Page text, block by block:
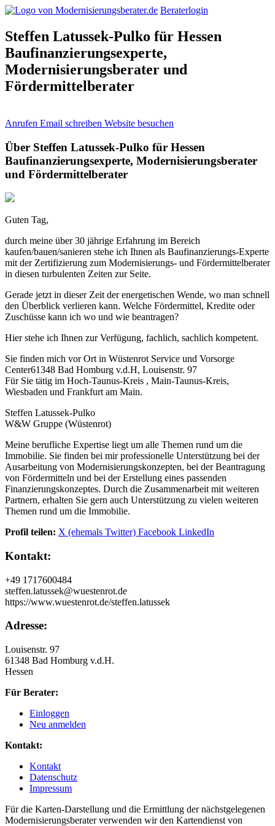
Beraterlogin
Steffen Latussek-Pulko für Hessen
Baufinanzierungsexperte,
Modernisierungsberater und
Fördermittelberater
Anrufen Email schreiben Website besuchen
Über Steffen Latussek-Pulko für Hessen
Baufinanzierungsexperte, Modernisierungsberater
und Fördermittelberater
Guten Tag,
durch meine über 30 jährige Erfahrung im Bereich
kaufen/bauen/sanieren stehe ich Ihnen als Baufinanzierungs-Experte
mit der Zertifizierung zum Modernisierungs- und Fördermittelberater
in diesen turbulenten Zeiten zur Seite.
Gerade jetzt in dieser Zeit der energetischen Wende, wo man schnell
den Überblick verlieren kann. Welche Fördermittel, Kredite oder
Zuschüsse kann ich wo und wie beantragen?
Hier stehe ich Ihnen zur Verfügung, fachlich, sachlich kompetent.
Sie finden mich vor Ort in Wüstenrot Service und Vorsorge
Center61348 Bad Homburg v.d.H, Louisenstr. 97
Für Sie tätig im Hoch-Taunus-Kreis , Main-Taunus-Kreis,
Wiesbaden und Frankfurt am Main.
Steffen Latussek-Pulko
W&W Gruppe (Wüstenrot)
Meine berufliche Expertise liegt um alle Themen rund um die
Immobilie. Sie finden bei mir professionelle Unterstützung bei der
Ausarbeitung von Modernisierungskonzepten, bei der Beantragung
von Fördermitteln und bei der Erstellung eines passenden
Finanzierungskonzeptes. Durch die Zusammenarbeit mit weiteren
Partnern, erhalten Sie gern auch Unterstützung zu vielen weiteren
Themen rund um die Immobilie.
Profil teilen: X (ehemals Twitter) Facebook LinkedIn
Kontakt:
+49 1717600484
steffen.latussek@wuestenrot.de
https://www.wuestenrot.de/steffen.latussek
Adresse:
Louisenstr. 97
61348 Bad Homburg v.d.H.
Hessen
Für Berater:
Einloggen
Neu anmelden
Kontakt:
Kontakt
Datenschutz
Impressum
Für die Karten-Darstellung und die Ermittlung der nächstgelegenen
Modernisierungsberater verwenden wir den Kartendienst von